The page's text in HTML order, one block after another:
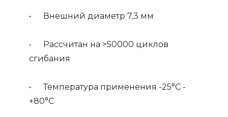
• Внешний диаметр 7,3 мм
• Рассчитан на >50000 циклов
сгибания
• Температура применения -25°C -
+80°C